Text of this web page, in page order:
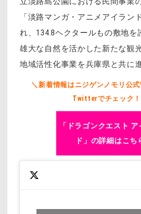
「淡路マンガ・アニメアイラン
れ、134.8ヘクタールもの敷地を
雄大な自然を活かした新たな観
地域活性化事業を兵庫県と共に
＼新着情報はニジゲンノモリ公式
Twitterでチェック
「ドラゴンクエスト ア
ド」の詳細はこち